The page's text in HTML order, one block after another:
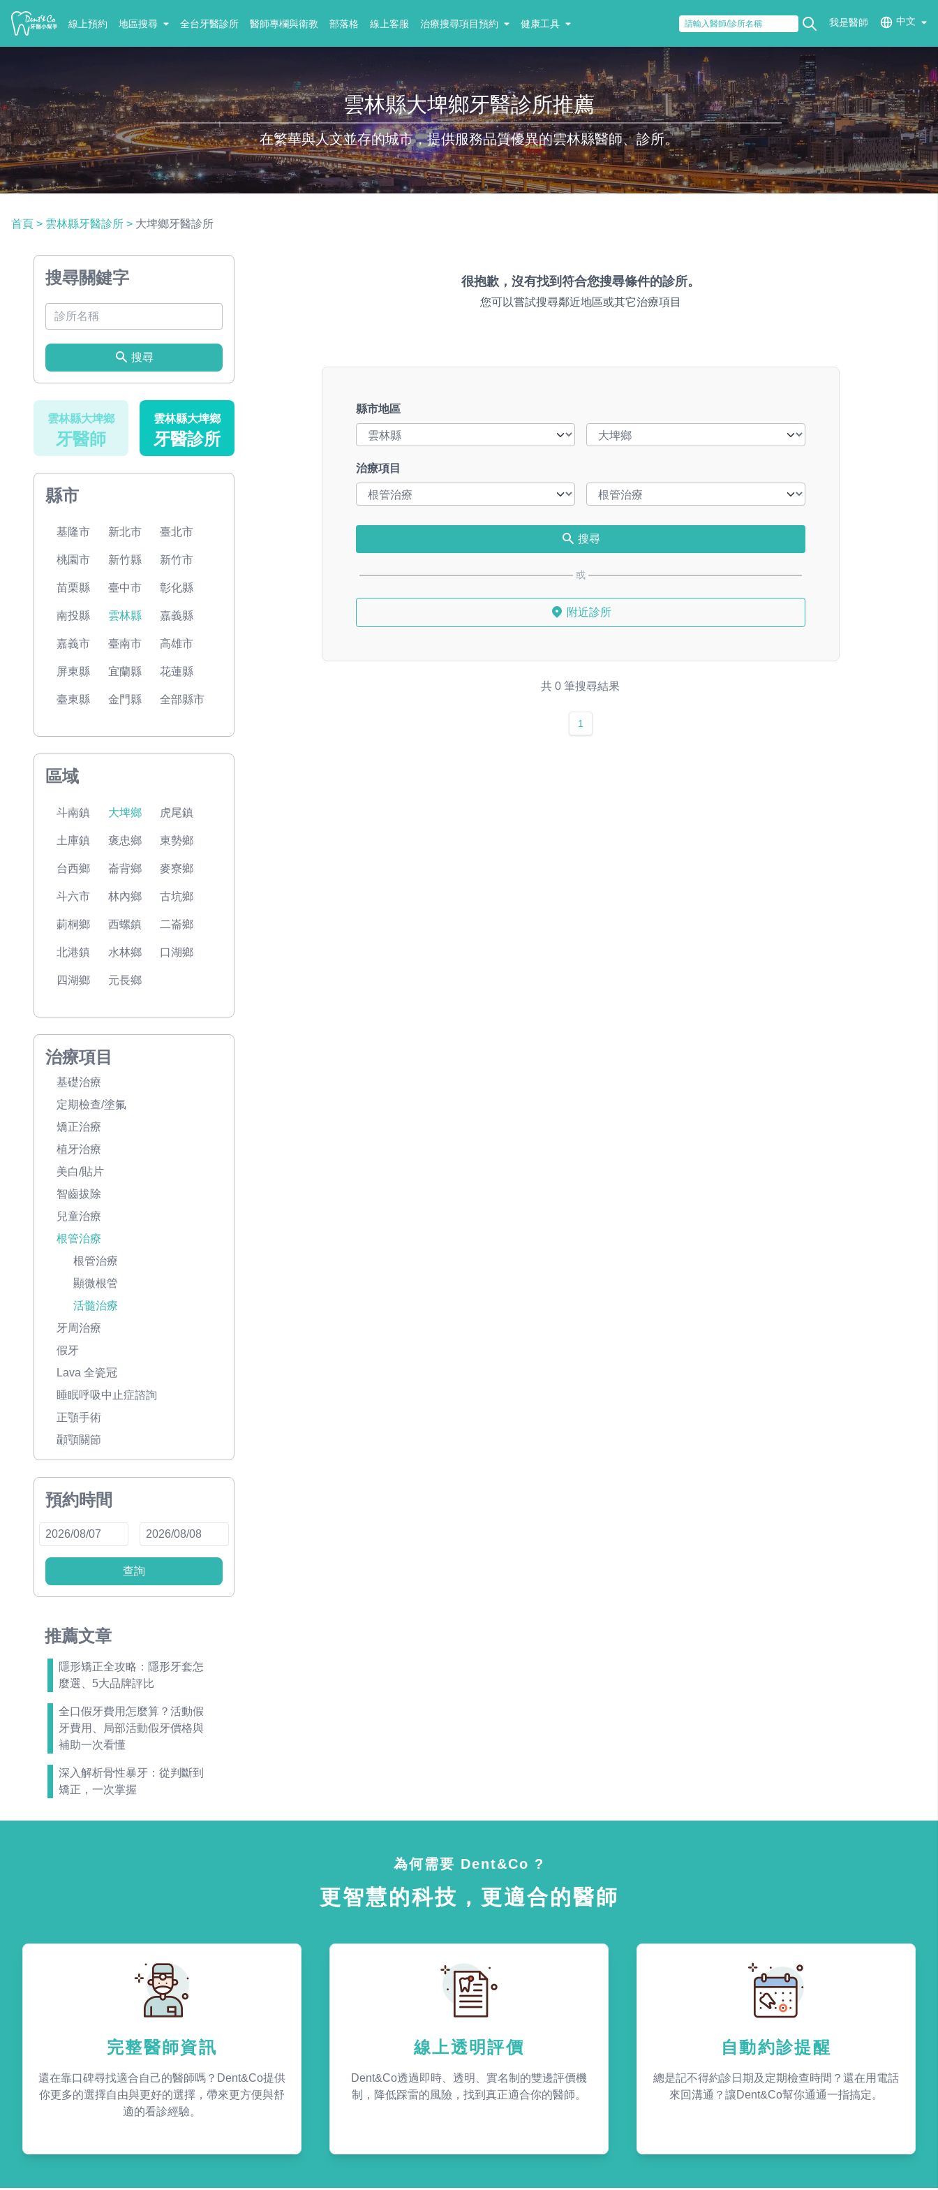
線上預約 地區搜尋 全台牙醫診所 醫師專欄與衛教 部落格 線上客服 治療搜尋項目預約 健康工具 我是醫師 中文
雲林縣大埤鄉牙醫診所推薦
在繁華與人文並存的城市，提供服務品質優異的雲林縣醫師、診所。
首頁 > 雲林縣牙醫診所 > 大埤鄉牙醫診所
搜尋關鍵字
搜尋
雲林縣大埤鄉
牙醫師
雲林縣大埤鄉
牙醫診所
縣市
基隆市 新北市 臺北市
桃園市 新竹縣 新竹市
苗栗縣 臺中市 彰化縣
南投縣 雲林縣 嘉義縣
嘉義市 臺南市 高雄市
屏東縣 宜蘭縣 花蓮縣
臺東縣 金門縣 全部縣市
區域
斗南鎮 大埤鄉 虎尾鎮
土庫鎮 褒忠鄉 東勢鄉
台西鄉 崙背鄉 麥寮鄉
斗六市 林內鄉 古坑鄉
莿桐鄉 西螺鎮 二崙鄉
北港鎮 水林鄉 口湖鄉
四湖鄉 元長鄉
治療項目
基礎治療
定期檢查/塗氟
矯正治療
植牙治療
美白/貼片
智齒拔除
兒童治療
根管治療
根管治療
顯微根管
活髓治療
牙周治療
假牙
Lava 全瓷冠
睡眠呼吸中止症諮詢
正顎手術
顳顎關節
預約時間
查詢
推薦文章
隱形矯正全攻略：隱形牙套怎
麼選、5大品牌評比
全口假牙費用怎麼算？活動假
牙費用、局部活動假牙價格與
補助一次看懂
深入解析骨性暴牙：從判斷到
矯正，一次掌握
很抱歉，沒有找到符合您搜尋條件的診所。
您可以嘗試搜尋鄰近地區或其它治療項目
縣市地區
治療項目
搜尋
或
附近診所
共 0 筆搜尋結果
1
為何需要 Dent&Co ?
更智慧的科技，更適合的醫師
完整醫師資訊
還在靠口碑尋找適合自己的醫師嗎？Dent&Co提供
你更多的選擇自由與更好的選擇，帶來更方便與舒
適的看診經驗。
線上透明評價
Dent&Co透過即時、透明、實名制的雙邊評價機
制，降低踩雷的風險，找到真正適合你的醫師。
自動約診提醒
總是記不得約診日期及定期檢查時間？還在用電話
來回溝通？讓Dent&Co幫你通通一指搞定。